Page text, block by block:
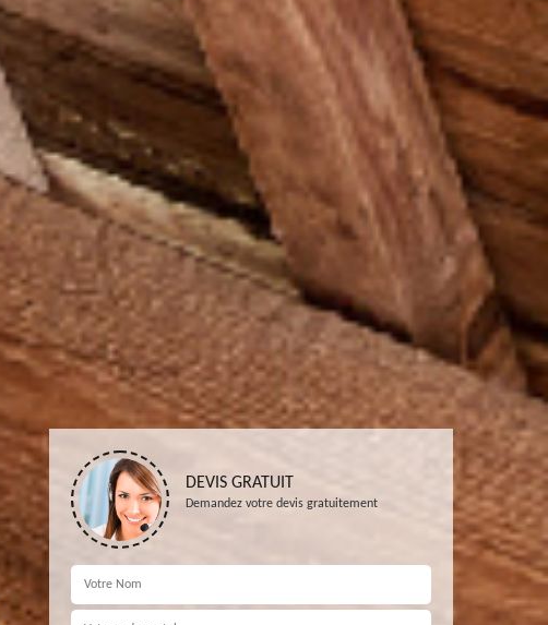
DEVIS GRATUIT
Demandez votre devis gratuitement